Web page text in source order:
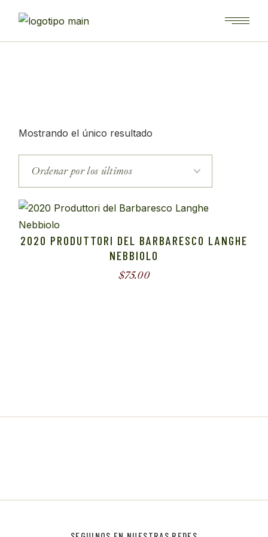
contenido
Mostrando el único resultado
2020 PRODUTTORI DEL BARBARESCO LANGHE
NEBBIOLO
$75.00